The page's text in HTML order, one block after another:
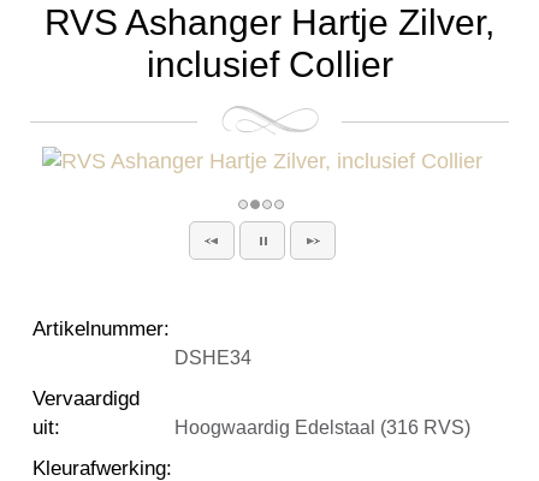
RVS Ashanger Hartje Zilver,
inclusief Collier
Artikelnummer:
DSHE34
Vervaardigd
uit: Hoogwaardig Edelstaal (316 RVS)
Kleurafwerking: